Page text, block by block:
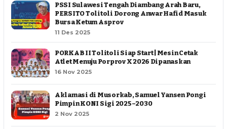
PSSI Sulawesi Tengah Diambang Arah Baru,
PERSITO Tolitoli Dorong Anwar Hafid Masuk
Bursa Ketum Asprov
11 Des 2025
PORKAB II Tolitoli Siap Start | Mesin Cetak
Atlet Menuju Porprov X 2026 Dipanaskan
16 Nov 2025
Aklamasi di Musorkab, Samuel Yansen Pongi
Pimpin KONI Sigi 2025–2030
2 Nov 2025